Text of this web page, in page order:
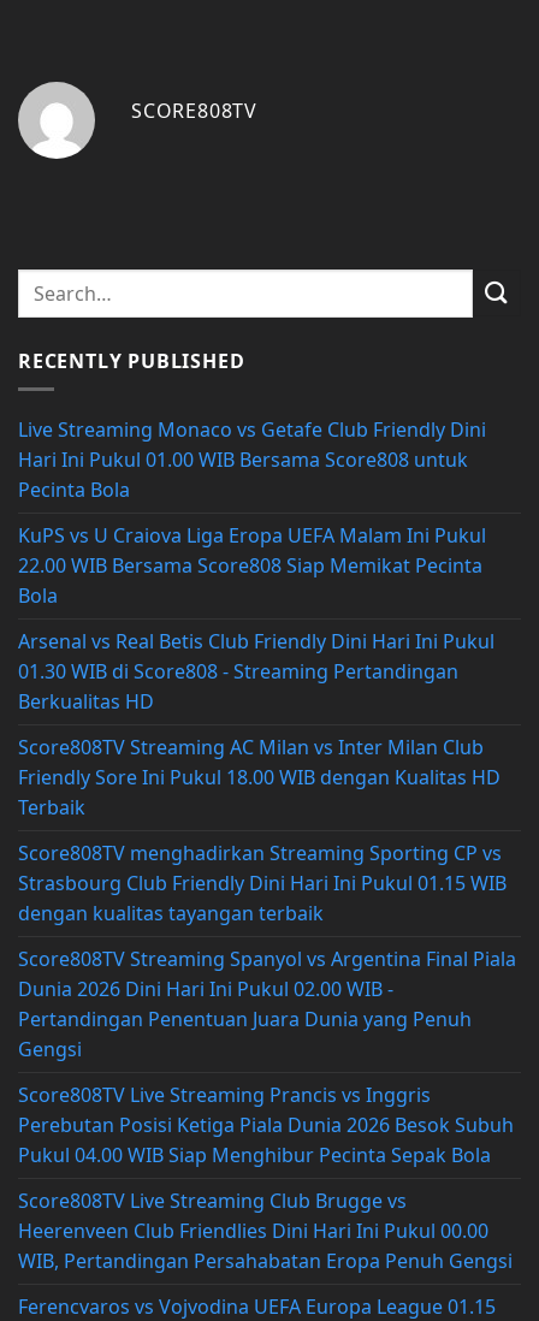
SCORE808TV
RECENTLY PUBLISHED
Live Streaming Monaco vs Getafe Club Friendly Dini
Hari Ini Pukul 01.00 WIB Bersama Score808 untuk
Pecinta Bola
KuPS vs U Craiova Liga Eropa UEFA Malam Ini Pukul
22.00 WIB Bersama Score808 Siap Memikat Pecinta
Bola
Arsenal vs Real Betis Club Friendly Dini Hari Ini Pukul
01.30 WIB di Score808 - Streaming Pertandingan
Berkualitas HD
Score808TV Streaming AC Milan vs Inter Milan Club
Friendly Sore Ini Pukul 18.00 WIB dengan Kualitas HD
Terbaik
Score808TV menghadirkan Streaming Sporting CP vs
Strasbourg Club Friendly Dini Hari Ini Pukul 01.15 WIB
dengan kualitas tayangan terbaik
Score808TV Streaming Spanyol vs Argentina Final Piala
Dunia 2026 Dini Hari Ini Pukul 02.00 WIB -
Pertandingan Penentuan Juara Dunia yang Penuh
Gengsi
Score808TV Live Streaming Prancis vs Inggris
Perebutan Posisi Ketiga Piala Dunia 2026 Besok Subuh
Pukul 04.00 WIB Siap Menghibur Pecinta Sepak Bola
Score808TV Live Streaming Club Brugge vs
Heerenveen Club Friendlies Dini Hari Ini Pukul 00.00
WIB, Pertandingan Persahabatan Eropa Penuh Gengsi
Ferencvaros vs Vojvodina UEFA Europa League 01.15